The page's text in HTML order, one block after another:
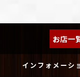
お店一
インフォメーシ